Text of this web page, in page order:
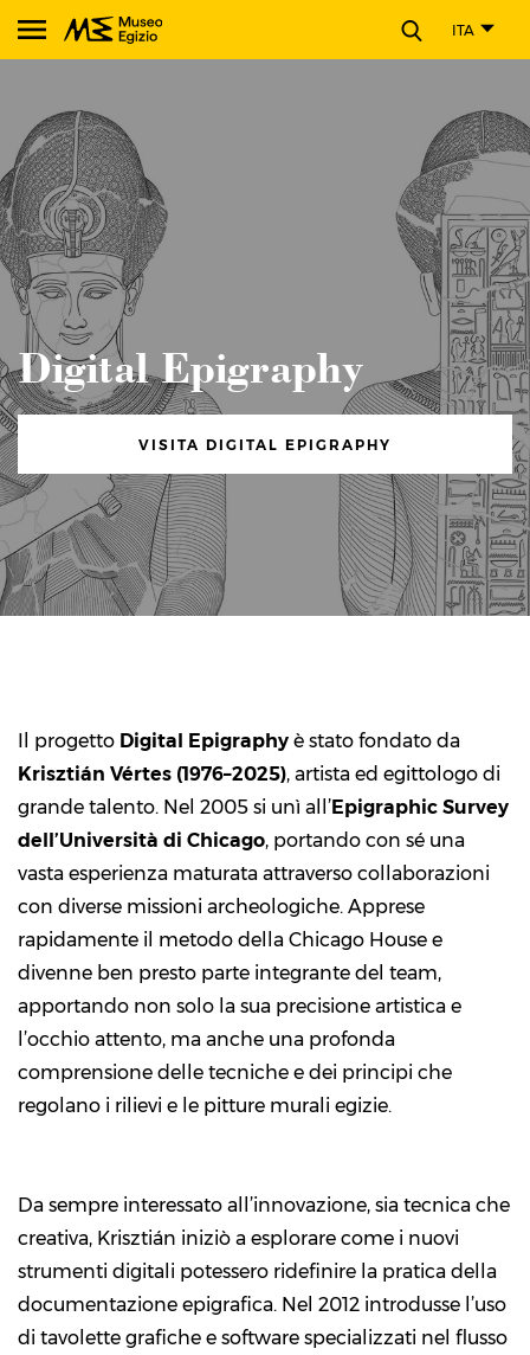
CHIUDI
Cerca nel sito del Museo Egizio
ITA
Digital Epigraphy
VISITA DIGITAL EPIGRAPHY
Il progetto Digital Epigraphy è stato fondato da
Krisztián Vértes (1976–2025), artista ed egittologo di
grande talento. Nel 2005 si unì all’Epigraphic Survey
dell’Università di Chicago, portando con sé una
vasta esperienza maturata attraverso collaborazioni
con diverse missioni archeologiche. Apprese
rapidamente il metodo della Chicago House e
divenne ben presto parte integrante del team,
apportando non solo la sua precisione artistica e
l’occhio attento, ma anche una profonda
comprensione delle tecniche e dei principi che
regolano i rilievi e le pitture murali egizie.
Da sempre interessato all’innovazione, sia tecnica che
creativa, Krisztián iniziò a esplorare come i nuovi
strumenti digitali potessero ridefinire la pratica della
documentazione epigrafica. Nel 2012 introdusse l’uso
di tavolette grafiche e software specializzati nel flusso